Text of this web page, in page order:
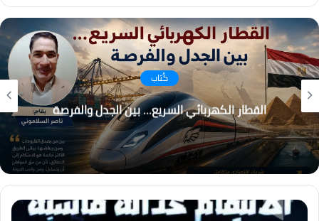
كُتاب
القطار الكهربائي السريع… بين الجدل والفرصة